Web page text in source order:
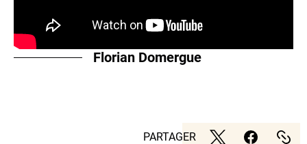
Florian Domergue
PARTAGER